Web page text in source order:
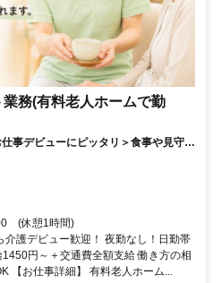
務(有料老人ホームで勤
事デビューにピッタリ＞食事や見守り
勤なし＆週3～相談OK
(休憩1時間)
介護デビュー歓迎！ 夜勤なし！日勤帯
円～＋交通費全額支給 働き方の相
【お仕事詳細】 有料老人ホーム...